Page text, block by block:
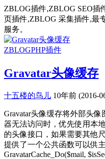
ZBLOG插件,ZBLOG SEO插
页插件,ZBLOG 采集插件,最
服务。
ZBLOGPHP插件
Gravatar头像缓存
十五楼的鸟儿 10年前 (2016-
Gravatar头像缓存将外部头
器无法访问时，优先使用本
的头像接口，如果需要其他
提供了一个公共函数可以供
GravatarCache_Do($mail,